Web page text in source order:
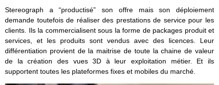
Stereograph a “productisé” son offre mais son déploiement
demande toutefois de réaliser des prestations de service pour les
clients. Ils la commercialisent sous la forme de packages produit et
services, et les produits sont vendus avec des licences. Leur
différentiation provient de la maitrise de toute la chaine de valeur
de la création des vues 3D à leur exploitation métier. Et ils
supportent toutes les plateformes fixes et mobiles du marché.